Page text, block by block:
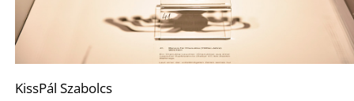
KissPál Szabolcs